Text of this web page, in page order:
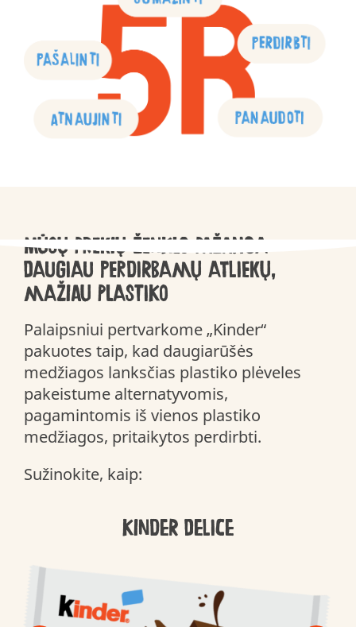
Mūsų prekių ženklo pažanga:
daugiau perdirbamų atliekų,
mažiau plastiko
Palaipsniui pertvarkome „Kinder“
pakuotes taip, kad daugiarūšės
medžiagos lanksčias plastiko plėveles
pakeistume alternatyvomis,
pagamintomis iš vienos plastiko
medžiagos, pritaikytos perdirbti.
Sužinokite, kaip:
Kinder Delice